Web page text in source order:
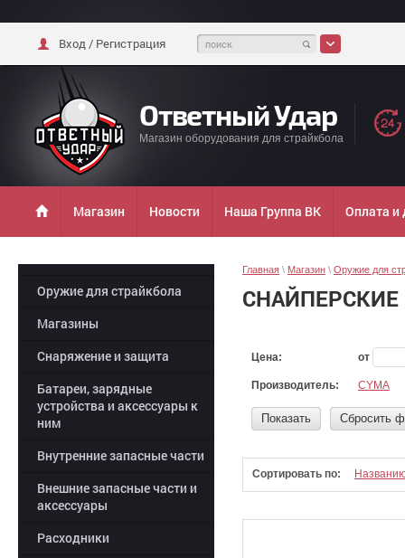
Вход / Регистрация
Ответный Удар
Магазин оборудования для страйкбола
Магазин Новости Наша Группа ВК Оплата и
Главная \ Магазин \ Оружие для
Цена: от
Производитель: CYMA
Показать Сбросить
Сортировать по:
Оружие для страйкбола
Магазины
Снаряжение и защита
Батареи, зарядные
устройства и аксессуары к
ним
Внутренние запасные части
Внешние запасные части и
аксессуары
Расходники